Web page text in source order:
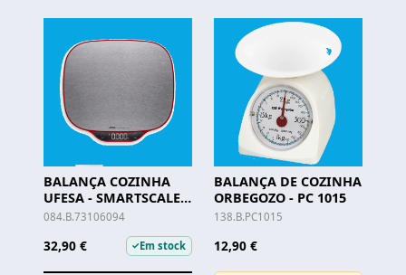
BALANÇA COZINHA
UFESA - SMARTSCALE
PLUS - 73106094
084.B.73106094
32,90 € ✓Em stock
BALANÇA DE COZINHA
ORBEGOZO - PC 1015
138.B.PC1015
12,90 €